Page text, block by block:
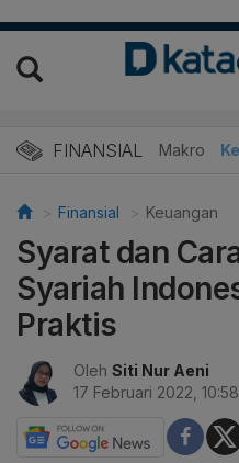
FINANSIAL Makro
Finansial Keuangan
Syarat dan
Syariah
Praktis
Oleh Siti Nur Aeni
17 Februari 2022, 10:58